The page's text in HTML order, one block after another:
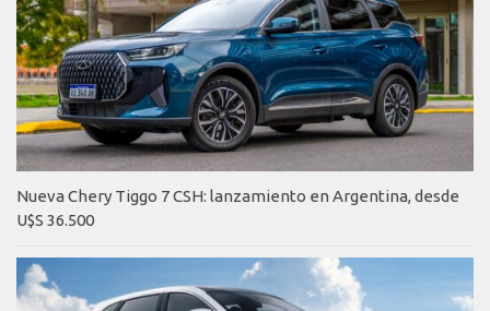
Nueva Chery Tiggo 7 CSH: lanzamiento en Argentina, desde
U$S 36.500